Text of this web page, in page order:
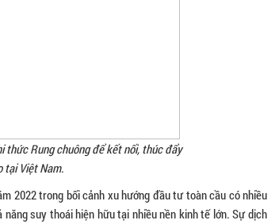
thức Rung chuông để kết nối, thúc đẩy
tại Việt Nam.
2022 trong bối cảnh xu hướng đầu tư toàn cầu có nhiều
suy thoái hiện hữu tại nhiều nền kinh tế lớn. Sự dịch